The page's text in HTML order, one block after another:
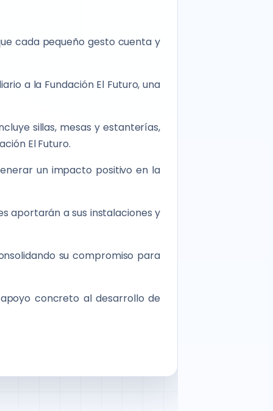
cada pequeño gesto cuenta y
a la Fundación El Futuro, una
sillas, mesas y estanterías,
El Futuro.
un impacto positivo en la
aportarán a sus instalaciones y
su compromiso para
concreto al desarrollo de